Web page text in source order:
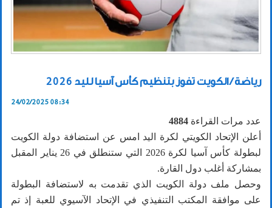
رياضة / الكويت تفوز بتنظيم كأس آسيا لليد 2026
24/02/2025 08:34
عدد مرات القراءة 4884
أعلن الإتحاد الكويتي لكرة اليد امس عن استضافة دولة الكويت
لبطولة كأس آسيا لكرة 2026 التي ستنطلق في 26 يناير المقبل
بمشاركة أغلب دول القارة.
وحصل ملف دولة الكويت الذي تقدمت به لاستضافة البطولة
على موافقة المكتب التنفيذي في الإتحاد الآسيوي للعبة إذ تم